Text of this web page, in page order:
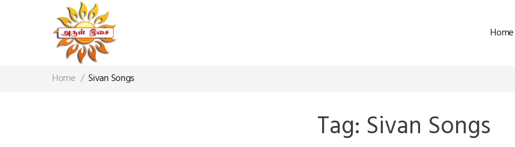
Home
Home / Sivan Songs
Tag: Sivan Songs